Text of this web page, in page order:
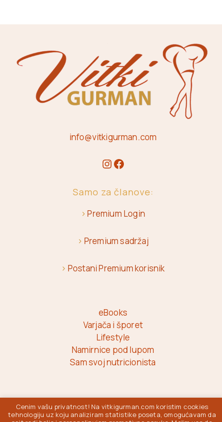
info@vitkigurman.com
Samo za članove:
>Premium Login
> Premium sadržaj
> Postani Premium korisnik
eBooks
Varjača i šporet
Lifestyle
Namirnice pod lupom
Sam svoj nutricionista
Vitki Gurman © 2026
Cenim vašu privatnost! Na vitkigurman.com koristim cookies
tehnologiju uz koju analiziram statistike poseta, omogućavam da